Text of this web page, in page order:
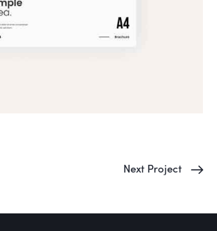
Next Project